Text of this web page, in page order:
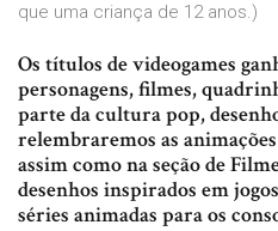
que uma criança de 12 anos.)
Os títulos de videogames
personagens, filmes,
parte da cultura pop,
relembraremos as animações
assim como na seção de
desenhos inspirados em
séries animadas para os